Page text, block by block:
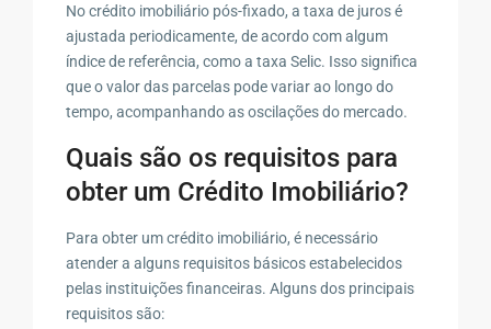
No crédito imobiliário pós-fixado, a taxa de juros é
ajustada periodicamente, de acordo com algum
índice de referência, como a taxa Selic. Isso significa
que o valor das parcelas pode variar ao longo do
tempo, acompanhando as oscilações do mercado.
Quais são os requisitos para
obter um Crédito Imobiliário?
Para obter um crédito imobiliário, é necessário
atender a alguns requisitos básicos estabelecidos
pelas instituições financeiras. Alguns dos principais
requisitos são: